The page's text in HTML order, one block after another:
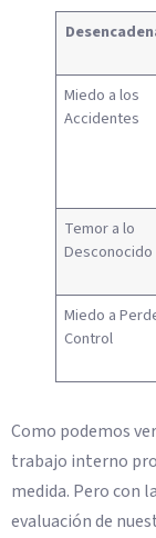
Miedo a los
Accidentes
Temor a lo
Desconocido
Miedo a
Control
Como podemos
trabajo interno
medida. Pero con
evaluación de